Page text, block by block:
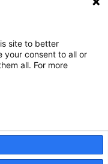
site to better
your consent to all or
all. For more